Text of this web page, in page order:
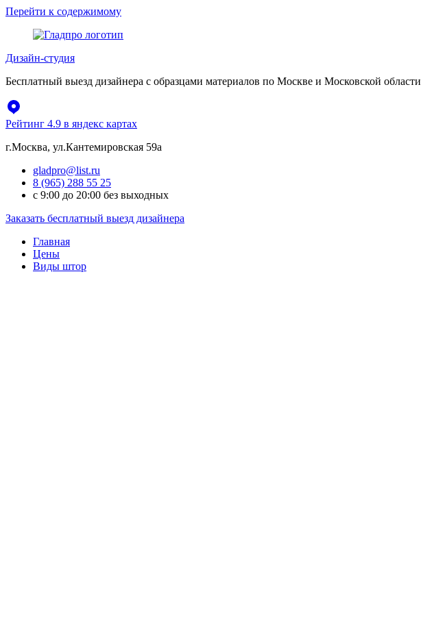
Перейти к содержимому
Дизайн-студия
Бесплатный выезд дизайнера с образцами материалов по Москве и Московской области
Рейтинг 4.9 в яндекс картах
г.Москва, ул.Кантемировская 59а
gladpro@list.ru
8 (965) 288 55 25
с 9:00 до 20:00 без выходных
Заказать бесплатный выезд дизайнера
Главная
Цены
Виды штор